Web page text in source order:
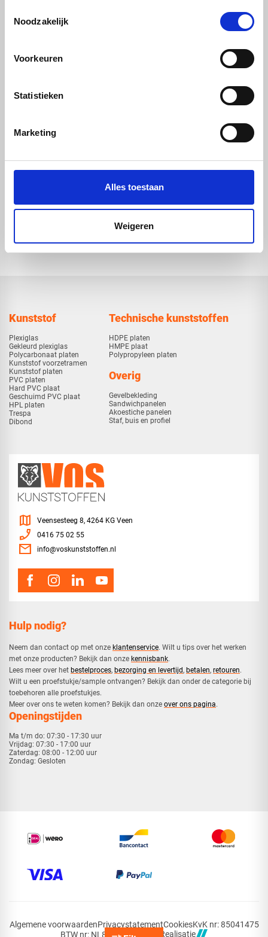
Noodzakelijk
Voorkeuren
Statistieken
Marketing
Alles toestaan
Weigeren
afwerking.
Voordelen van onze sandwichpanelen
De sandwichpanelen zijn ontwikkeld met oog op duurzaamheid, en
Zeer goede isolatie
Veelzijdige toepassingen
Waarom kiezen voor sandwichpanelen van
Bij ons staat kwaliteit en service voorop. Onze sandwichpanelen
worden geleverd met duidelijke specificaties en snelle levertijden. Of
wij denken graag met u mee voor de beste oplossing en prijs.
Kunststof
Plexiglas
Gekleurd plexiglas
Polycarbonaat platen
Kunststof voorzetramen
Kunststof platen
PVC platen
Hard PVC plaat
Geschuimd PVC plaat
HPL platen
Trespa
Dibond
Technische kunststoffen
HDPE platen
HMPE plaat
Polypropyleen platen
Overig
Gevelbekleding
Sandwichpanelen
Akoestiche panelen
Staf, buis en profiel
Hulp nodig?
Neem dan contact op met onze klantenservice. Wilt u tips over het werken
met onze producten? Bekijk dan onze kennisbank.
​Lees meer over het bestelproces, bezorging en levertijd, betalen, retouren.​
​Wilt u een proefstukje/sample ontvangen? Bekijk dan onder de categorie bij
toebehoren alle proefstukjes.
​​Meer over ons te weten komen? Bekijk dan onze over ons pagina.
Openingstijden
Ma t/m do: 07:30 - 17:30 uur
Vrijdag: 07:30 - 17:00 uur
Zaterdag: 08:00 - 12:00 uur
Zondag: Gesloten
map Veensesteeg 8, 4264 KG Veen
phone_enabled 0416 75 02 55
mail info@voskunststoffen.nl
Algemene voorwaardenPrivacystatementCookiesKvK nr: 85041475
BTW nr: NL863483902B01
Realisatie